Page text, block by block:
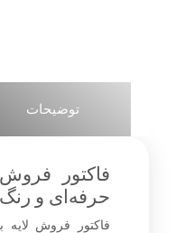
توضیحات
فاکتور
حرفه‌ای و
فاکتور فروش